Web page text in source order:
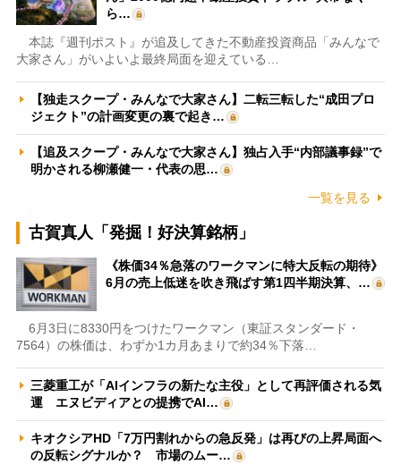
ら…
本誌『週刊ポスト』が追及してきた不動産投資商品「みんなで
大家さん」がいよいよ最終局面を迎えている…
【独走スクープ・みんなで大家さん】二転三転した“成田プロ
ジェクト”の計画変更の裏で起き…
【追及スクープ・みんなで大家さん】独占入手“内部議事録”で
明かされる柳瀬健一・代表の思…
一覧を見る
古賀真人「発掘！好決算銘柄」
《株価34％急落のワークマンに特大反転の期待》
6月の売上低迷を吹き飛ばす第1四半期決算、…
6月3日に8330円をつけたワークマン（東証スタンダード・
7564）の株価は、わずか1カ月あまりで約34％下落…
三菱重工が「AIインフラの新たな主役」として再評価される気
運 エヌビディアとの提携でAI…
キオクシアHD「7万円割れからの急反発」は再びの上昇局面へ
の反転シグナルか？ 市場のムー…